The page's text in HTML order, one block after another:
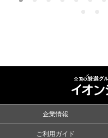
企業情報
ご利用ガイド